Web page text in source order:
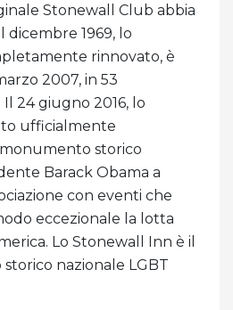
Stonewall Club abbia
1969, lo
rinnovato, è
2007, in 53
24 giugno 2016, lo
ufficialmente
storico
Barack Obama a
con eventi che
eccezionale la lotta
Lo Stonewall Inn è il
nazionale LGBT